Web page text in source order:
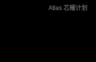
Atlas 芯耀计划